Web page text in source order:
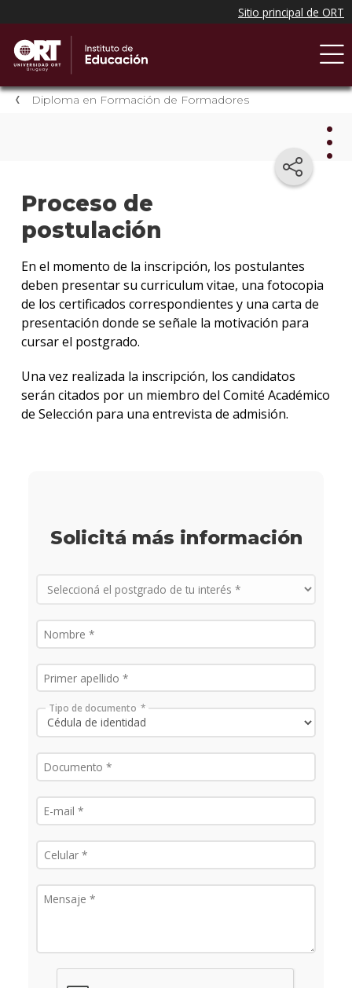
Diploma en Formación de Formadores
Proceso de
postulación
Plan
Más
En el momento de la inscripción, los postulantes
deben presentar su curriculum vitae, una fotocopia
de los certificados correspondientes y una carta de
presentación donde se señale la motivación para
cursar el postgrado.
Una vez realizada la inscripción, los candidatos
serán citados por un miembro del Comité Académico
de Selección para una entrevista de admisión.
Solicitá más información
Tipo de documento